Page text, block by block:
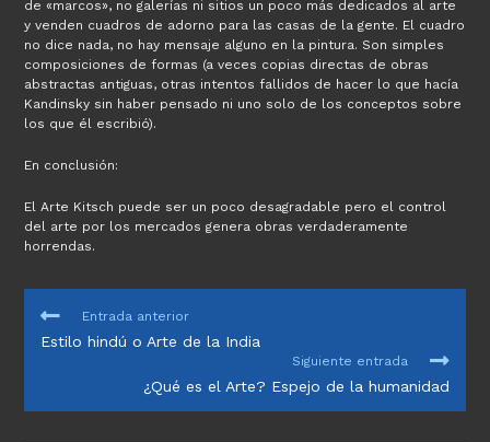
de «marcos», no galerías ni sitios un poco más dedicados al arte
y venden cuadros de adorno para las casas de la gente. El cuadro
no dice nada, no hay mensaje alguno en la pintura. Son simples
composiciones de formas (a veces copias directas de obras
abstractas antiguas, otras intentos fallidos de hacer lo que hacía
Kandinsky sin haber pensado ni uno solo de los conceptos sobre
los que él escribió).
En conclusión:
El Arte Kitsch puede ser un poco desagradable pero el control
del arte por los mercados genera obras verdaderamente
horrendas.
LEER
ARTÍCULOS
Entrada anterior
Estilo hindú o Arte de la India
Siguiente entrada
¿Qué es el Arte? Espejo de la humanidad